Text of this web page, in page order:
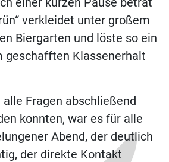
verkleidet unter großem
Biergarten und löste so ein
geschafften Klassenerhalt
Fragen abschließend
konnten, war es für alle
Abend, der deutlich
der direkte Kontakt